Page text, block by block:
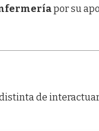
por su
de